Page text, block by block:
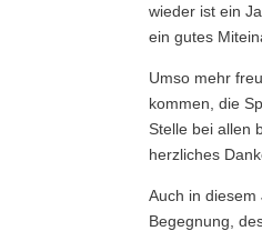
wieder ist ein
ein gutes
Umso mehr
kommen, die
Stelle bei allen
herzliches
Auch in
Begegnung,